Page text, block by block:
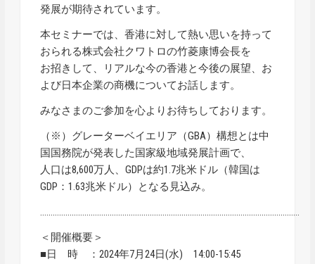
発展が期待されています。
本セミナーでは、香港に対して熱い思いを持って
おられる株式会社クワトロの竹菱康博会長を
お招きして、リアルな今の香港と今後の展望、お
よび日本企業の商機についてお話します。
みなさまのご参加を心よりお待ちしております。
（※）グレーターベイエリア（GBA）構想とは中
国国務院が発表した国家級地域発展計画で、
人口は8,600万人、GDPは約1.7兆米ドル（韓国は
GDP：1.63兆米ドル）となる見込み。
……………………………………………………………………………………………………………
＜開催概要＞
■日 時 ：2024年7月24日(水) 14:00-15:45